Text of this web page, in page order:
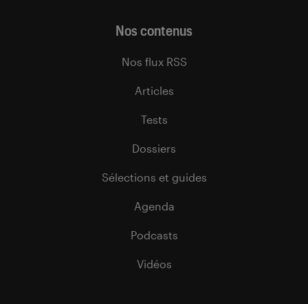
Nos contenus
Nos flux RSS
Articles
Tests
Dossiers
Sélections et guides
Agenda
Podcasts
Vidéos